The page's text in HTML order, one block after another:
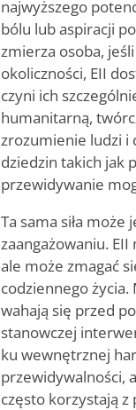
najwyższego
bólu lub aspiracji
zmierza osoba,
okoliczności, EII
czyni ich
humanitarną,
zrozumienie ludzi i
dziedzin takich jak
przewidywanie
Ta sama siła
zaangażowaniu.
ale może zmagać
codziennego
wahają się przed
stanowczej
ku wewnętrznej
przewidywalności,
często korzystają